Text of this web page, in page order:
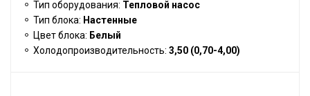
Тип оборудования: Тепловой насос
Тип блока: Настенные
Цвет блока: Белый
Холодопроизводительность: 3,50 (0,70-4,00)